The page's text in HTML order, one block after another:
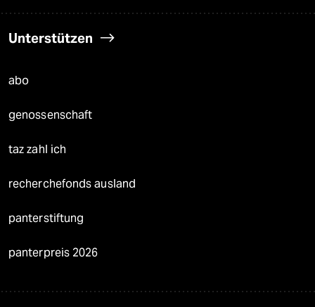
Unterstützen
abo
genossenschaft
taz zahl ich
recherchefonds ausland
panterstiftung
panterpreis 2026